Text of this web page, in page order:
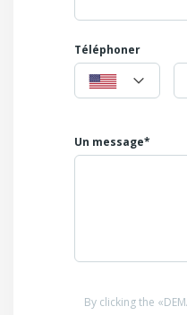
PRIX DEMANDE 265000€
Téléphoner
Un message*
By clicking the